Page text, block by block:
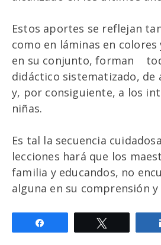
Estos aportes se reflejan
como en láminas en colores
en su conjunto, forman
didáctico sistematizado, de
y, por consiguiente, a los
niñas.
Es tal la secuencia
lecciones hará que los
familia y educandos, no
alguna en su comprensión